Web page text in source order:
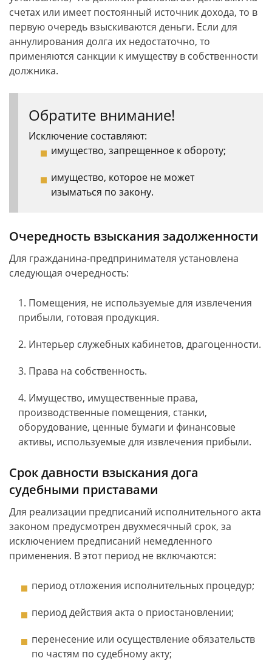
счетах или имеет постоянный источник дохода, то в
первую очередь взыскиваются деньги. Если для
аннулирования долга их недостаточно, то
применяются санкции к имуществу в собственности
должника.
Обратите внимание!
Исключение составляют:
имущество, запрещенное к обороту;
имущество, которое не может
изыматься по закону.
Очередность взыскания задолженности
Для гражданина-предпринимателя установлена
следующая очередность:
Помещения, не используемые для извлечения
прибыли, готовая продукция.
Интерьер служебных кабинетов, драгоценности.
Права на собственность.
Имущество, имущественные права,
производственные помещения, станки,
оборудование, ценные бумаги и финансовые
активы, используемые для извлечения прибыли.
Срок давности взыскания дога
судебными приставами
Для реализации предписаний исполнительного акта
законом предусмотрен двухмесячный срок, за
исключением предписаний немедленного
применения. В этот период не включаются:
период отложения исполнительных процедур;
период действия акта о приостановлении;
перенесение или осуществление обязательств
по частям по судебному акту;